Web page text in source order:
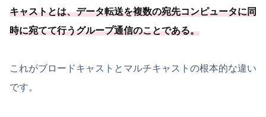
キャストとは、データ転送を複数の宛先コンピュータに同
時に宛てて行うグループ通信のことである。
これがブロードキャストとマルチキャストの根本的な違い
です。